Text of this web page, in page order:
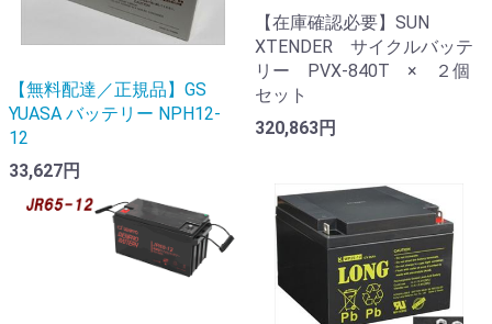
【無料配達／正規品】GS
YUASA バッテリー NPH12-
12
33,627円
【在庫確認必要】SUN
XTENDER サイクルバッテ
リー PVX-840T × ２個
セット
320,863円